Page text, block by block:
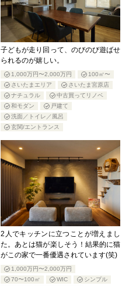
子どもが走り回って、のびのび遊ばせ
られるのが嬉しい。
1,000万円〜2,000万円
100㎡〜
さいたまエリア
さいたま宮原店
ナチュラル
中古買ってリノベ
和モダン
戸建て
洗面／トイレ／風呂
玄関/エントランス
2人でキッチンに立つことが増えまし
た。あとは猫が楽しそう！結果的に猫
がこの家で一番優遇されています(笑)
1,000万円〜2,000万円
70〜100㎡
WIC
シンプル